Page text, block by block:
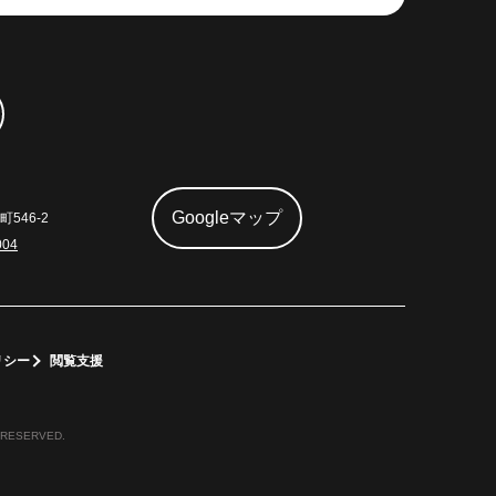
546-2
Googleマップ
シー 閲覧支援